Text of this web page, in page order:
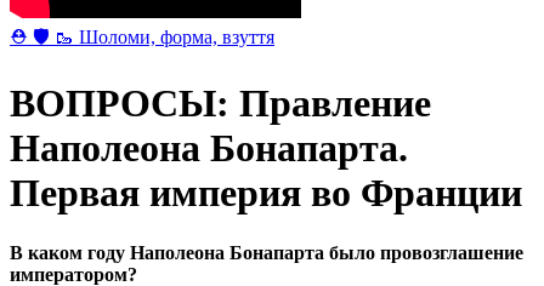
⛑ 🛡 🥾 Шоломи, форма, взуття
ВОПРОСЫ: Правление
Наполеона Бонапарта.
Первая империя во Франции
В каком году Наполеона Бонапарта было провозглашение
императором?